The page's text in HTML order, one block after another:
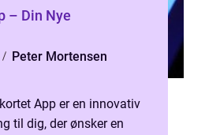
– Din Nye
Peter Mortensen
App er en innovativ
til dig, der ønsker en